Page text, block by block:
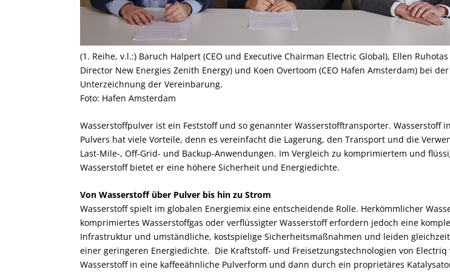
(1. Reihe, v.l.:) Baruch Halpert (CEO und Executive Chairman Electric Global), Ellen
Director New Energies Zenith Energy) und Koen Overtoom (CEO Hafen Amsterdam) bei der
Unterzeichnung der Vereinbarung.
Foto: Hafen Amsterdam
Wasserstoffpulver ist ein Feststoff und so genannter Wasserstofftransporter. Wasserstoff
Pulvers hat viele Vorteile, denn es vereinfacht die Lagerung, den Transport und die
Last-Mile-, Off-Grid- und Backup-Anwendungen. Im Vergleich zu komprimiertem und
Wasserstoff bietet er eine höhere Sicherheit und Energiedichte.
Von Wasserstoff über Pulver bis hin zu Strom
Wasserstoff spielt im globalen Energiemix eine entscheidende Rolle. Herkömmlicher
komprimiertes Wasserstoffgas oder verflüssigter Wasserstoff erfordern jedoch eine
Infrastruktur und umständliche, kostspielige Sicherheitsmaßnahmen und leiden
einer geringeren Energiedichte. Die Kraftstoff- und Freisetzungstechnologien von Electriq
Wasserstoff in eine kaffeeähnliche Pulverform und dann durch ein proprietäres